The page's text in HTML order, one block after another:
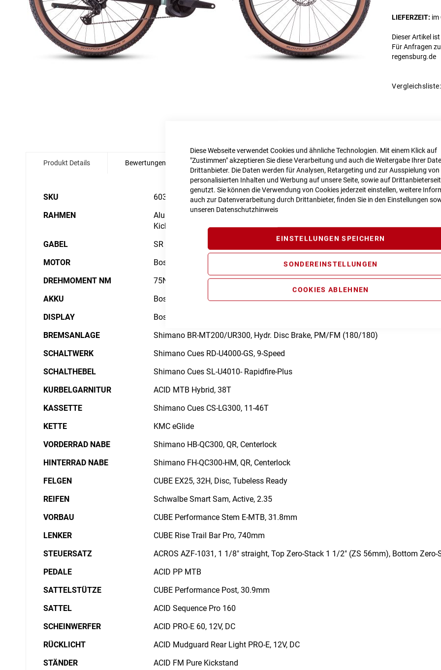
Diese Webseite verwendet Cookies und ähnliche Technologien. Mit einem Klick auf
"Zustimmen" akzeptieren Sie diese Verarbeitung und auch die Weitergabe Ihrer
Drittanbieter. Die Daten werden für Analysen, Retargeting und zur Ausspielung von
personalisierten Inhalten und Werbung auf unsere Seite, sowie auf
genutzt. Sie können die Verwendung von Cookies jederzeit einstellen, weitere
auch zur Datenverarbeitung durch Drittanbieter, finden Sie in den Einstellungen
unseren Datenschutzhinweis
EINSTELLUNGEN SPEICHERN
SONDEREINSTELLUNGEN
COOKIES ABLEHNEN
LIEFERZEIT im
Dieser Artikel
Für Anfragen
regensburg.de
Vergleichsliste:
Produkt Details
Details
SKU
6035398
RAHMEN
Aluminium Superlite, Gravity Casting, Agile Ride Geometry, 1.5 Headtube, Fully
Kickstand/Fender/Carrier Mounting Parts
GABEL
SR Suntour NVX30 NLO Coil, 100mm
MOTOR
Bosch Drive Unit Performance Generation 3 (75Nm) Cruise (250Watt), Smart System
DREHMOMENT NM
75Nm
AKKU
Bosch PowerTube 500
DISPLAY
Bosch Purion 200 w/ Integrated Display
BREMSANLAGE
Shimano BR-MT200/UR300, Hydr. Disc Brake, PM/FM (180/180)
SCHALTWERK
Shimano Cues RD-U4000-GS, 9-Speed
SCHALTHEBEL
Shimano Cues SL-U4010- Rapidfire-Plus
KURBELGARNITUR
ACID MTB Hybrid, 38T
KASSETTE
Shimano Cues CS-LG300, 11-46T
KETTE
KMC eGlide
VORDERRAD NABE
Shimano HB-QC300, QR, Centerlock
HINTERRAD NABE
Shimano FH-QC300-HM, QR, Centerlock
FELGEN
CUBE EX25, 32H, Disc, Tubeless Ready
REIFEN
Schwalbe Smart Sam, Active, 2.35
VORBAU
CUBE Performance Stem E-MTB, 31.8mm
LENKER
CUBE Rise Trail Bar Pro, 740mm
STEUERSATZ
ACROS AZF-1031, 1 1/8" straight, Top Zero-Stack 1 1/2" (ZS 56mm), Bottom
PEDALE
ACID PP MTB
SATTELSTÜTZE
CUBE Performance Post, 30.9mm
SATTEL
ACID Sequence Pro 160
SCHEINWERFER
ACID PRO-E 60, 12V, DC
RÜCKLICHT
ACID Mudguard Rear Light PRO-E, 12V, DC
STÄNDER
ACID FM Pure Kickstand
Bewertungen Angaben zur Produktsicherheit